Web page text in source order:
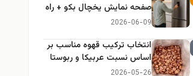
صفحه نمایش یخچال بکو + راه
حل
2026-06-09
انتخاب ترکیب قهوه مناسب بر
اساس نسبت عربیکا و ربوستا
2026-05-26